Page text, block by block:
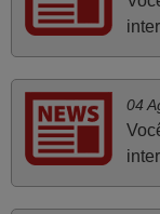
Boa noite.
04